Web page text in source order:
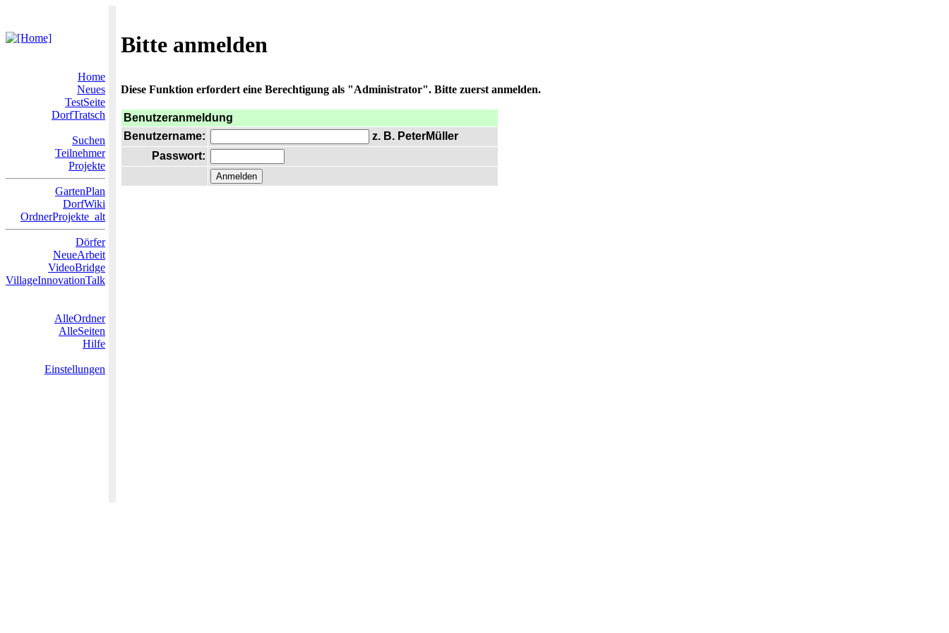
Bitte anmelden
Home
Neues
TestSeite
DorfTratsch
Suchen
Teilnehmer
Projekte
GartenPlan
DorfWiki
OrdnerProjekte_alt
Dörfer
NeueArbeit
VideoBridge
VillageInnovationTalk
AlleOrdner
AlleSeiten
Hilfe
Einstellungen
Diese Funktion erfordert eine Berechtigung als "Administrator". Bitte zuerst anmelden.
Benutzeranmeldung
Benutzername:
z. B. PeterMüller
Passwort: